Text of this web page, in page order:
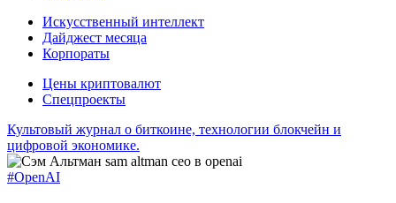
Искусственный интеллект
Дайджест месяца
Корпораты
Цены криптовалют
Спецпроекты
Культовый журнал о биткоине, технологии блокчейн и
цифровой экономике.
#OpenAI